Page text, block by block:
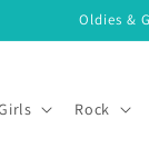
Oldies &
Rock